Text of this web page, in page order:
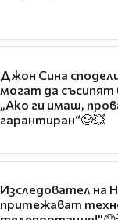
Джон Сина
могат да съсипят
„Ако ги имаш,
гарантиран“🧐💥
Изследовател
притежават